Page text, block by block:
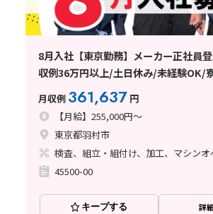
8月入社【東京勤務】メーカー正社員
収例36万円以上/土日休み/未経験OK/
月収例 361,637 円
【月給】255,000円～
東京都羽村市
45500-00
キープする 詳